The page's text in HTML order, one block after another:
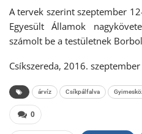
A tervek szerint szeptember
Egyesült Államok
számolt be a testületnek
Csíkszereda, 2016. szeptember
árvíz Csíkpálfalva
0